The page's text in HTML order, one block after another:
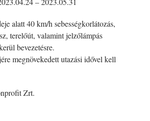
alatt 40 km/h sebességkorlátozás,
terelőút, valamint jelzőlámpás
bevezetésre.
megnövekedett utazási idővel kell
Zrt.